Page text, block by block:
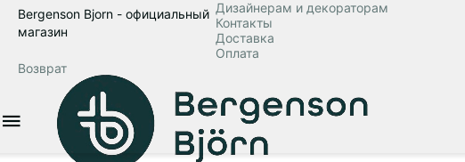
Bergenson Bjorn - официальный
магазин
Дизайнерам и декораторам
Контакты
Доставка
Оплата
Возврат